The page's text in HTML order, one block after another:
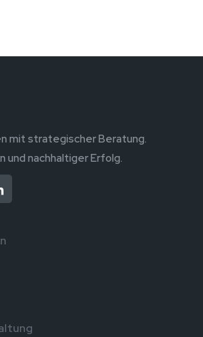
mit strategischer Beratung.
und nachhaltiger Erfolg.